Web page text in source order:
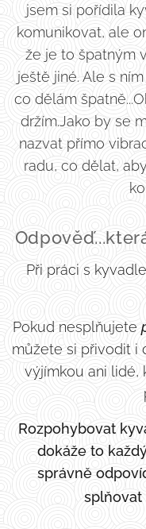
jsem si pořídila
komunikovat, ale
že je to špatným
ještě jiné. Ale s
co dělám
držím.Jako by se
nazvat přímo
radu, co dělat,
Při práci s
Pokud nesplňujete
můžete si přivodit i
výjímkou ani lidé,
Rozpohybovat
dokáže to
správně
splňovat